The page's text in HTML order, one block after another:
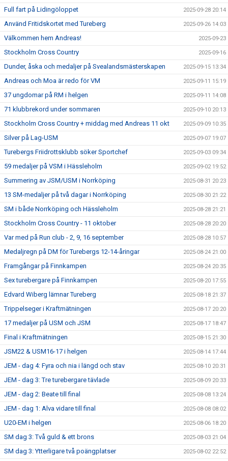
Full fart på Lidingöloppet 2025-09-28 20:14
Använd Fritidskortet med Tureberg 2025-09-26 14:03
Välkommen hem Andreas! 2025-09-23
Stockholm Cross Country 2025-09-16
Dunder, åska och medaljer på Svealandsmästerskapen 2025-09-15 13:34
Andreas och Moa är redo för VM 2025-09-11 15:19
37 ungdomar på RM i helgen 2025-09-11 14:08
71 klubbrekord under sommaren 2025-09-10 20:13
Stockholm Cross Country + middag med Andreas 11 okt 2025-09-09 10:35
Silver på Lag-USM 2025-09-07 19:07
Turebergs Friidrottsklubb söker Sportchef 2025-09-03 09:34
59 medaljer på VSM i Hässleholm 2025-09-02 19:52
Summering av JSM/USM i Norrköping 2025-08-31 20:23
13 SM-medaljer på två dagar i Norrköping 2025-08-30 21:22
SM i både Norrköping och Hässleholm 2025-08-28 21:21
Stockholm Cross Country - 11 oktober 2025-08-28 20:20
Var med på Run club - 2, 9, 16 september 2025-08-28 10:57
Medaljregn på DM för Turebergs 12-14-åringar 2025-08-24 21:00
Framgångar på Finnkampen 2025-08-24 20:35
Sex turebergare på Finnkampen 2025-08-20 17:55
Edvard Wiberg lämnar Tureberg 2025-08-18 21:37
Trippelseger i Kraftmätningen 2025-08-17 20:20
17 medaljer på USM och JSM 2025-08-17 18:47
Final i Kraftmätningen 2025-08-15 21:30
JSM22 & USM16-17 i helgen 2025-08-14 17:44
JEM - dag 4: Fyra och nia i längd och stav 2025-08-10 20:31
JEM - dag 3: Tre turebergare tävlade 2025-08-09 20:33
JEM - dag 2: Beate till final 2025-08-08 13:24
JEM - dag 1: Alva vidare till final 2025-08-08 08:02
U20-EM i helgen 2025-08-06 18:20
SM dag 3: Två guld & ett brons 2025-08-03 21:04
SM dag 3: Ytterligare två poängplatser 2025-08-02 22:52